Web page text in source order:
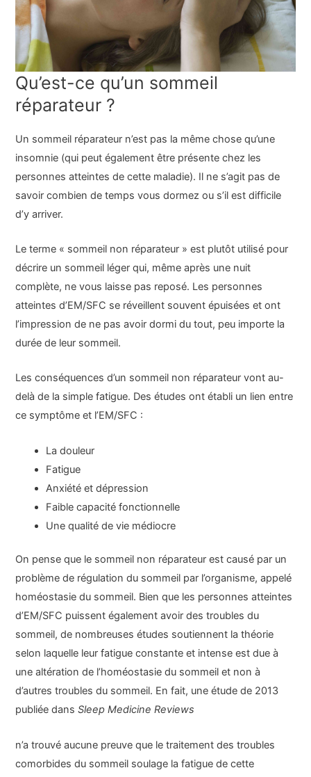
Qu’est-ce qu’un sommeil
réparateur ?
Un sommeil réparateur n’est pas la même chose qu’une
insomnie (qui peut également être présente chez les
personnes atteintes de cette maladie). Il ne s’agit pas de
savoir combien de temps vous dormez ou s’il est difficile
d’y arriver.
Le terme « sommeil non réparateur » est plutôt utilisé pour
décrire un sommeil léger qui, même après une nuit
complète, ne vous laisse pas reposé. Les personnes
atteintes d’EM/SFC se réveillent souvent épuisées et ont
l’impression de ne pas avoir dormi du tout, peu importe la
durée de leur sommeil.
Les conséquences d’un sommeil non réparateur vont au-
delà de la simple fatigue. Des études ont établi un lien entre
ce symptôme et l’EM/SFC :
La douleur
Fatigue
Anxiété et dépression
Faible capacité fonctionnelle
Une qualité de vie médiocre
On pense que le sommeil non réparateur est causé par un
problème de régulation du sommeil par l’organisme, appelé
homéostasie du sommeil. Bien que les personnes atteintes
d’EM/SFC puissent également avoir des troubles du
sommeil, de nombreuses études soutiennent la théorie
selon laquelle leur fatigue constante et intense est due à
une altération de l’homéostasie du sommeil et non à
d’autres troubles du sommeil. En fait, une étude de 2013
publiée dansSleep Medicine Reviews
n’a trouvé aucune preuve que le traitement des troubles
comorbides du sommeil soulage la fatigue de cette